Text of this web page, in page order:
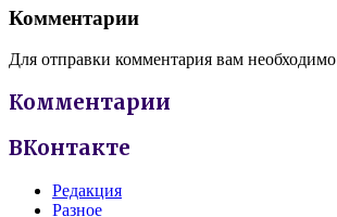
Комментарии
Для отправки комментария вам необходимо
Комментарии
ВКонтакте
Редакция
Разное